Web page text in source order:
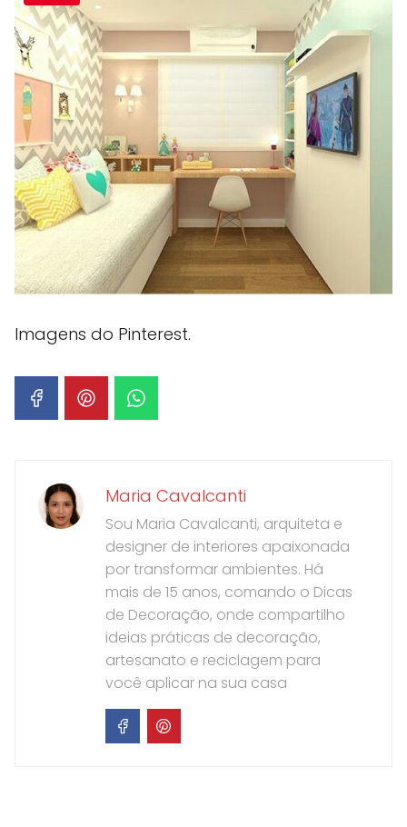
Imagens do Pinterest.
Maria Cavalcanti
Sou Maria Cavalcanti, arquiteta e
designer de interiores apaixonada
por transformar ambientes. Há
mais de 15 anos, comando o Dicas
de Decoração, onde compartilho
ideias práticas de decoração,
artesanato e reciclagem para
você aplicar na sua casa